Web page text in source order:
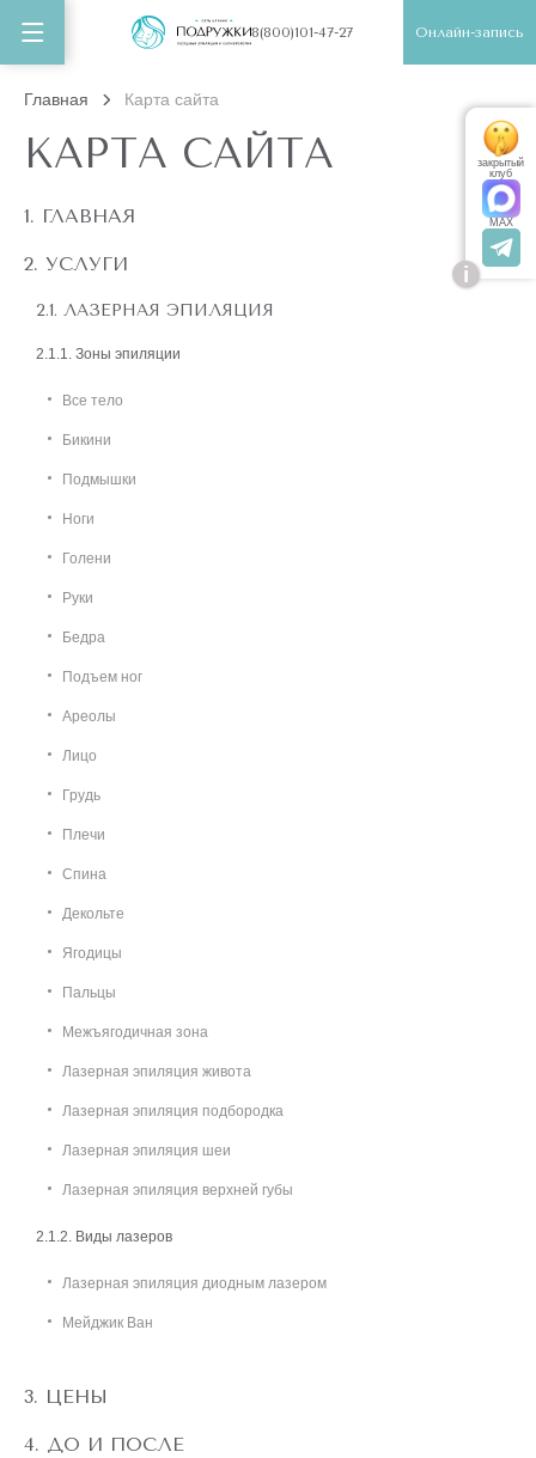
8(800)101-47-27 Онлайн-запись
Главная Карта сайта
КАРТА САЙТА
ГЛАВНАЯ
УСЛУГИ
ЛАЗЕРНАЯ ЭПИЛЯЦИЯ
Зоны эпиляции
Все тело
Бикини
Подмышки
Ноги
Голени
Руки
Бедра
Подъем ног
Ареолы
Лицо
Грудь
Плечи
Спина
Декольте
Ягодицы
Пальцы
Межъягодичная зона
Лазерная эпиляция живота
Лазерная эпиляция подбородка
Лазерная эпиляция шеи
Лазерная эпиляция верхней губы
Виды лазеров
Лазерная эпиляция диодным лазером
Мейджик Ван
ЦЕНЫ
ДО И ПОСЛЕ
i
закрытый
клуб
MAX